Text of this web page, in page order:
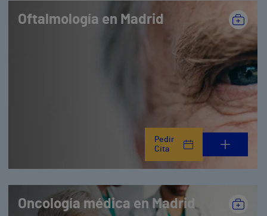
Oftalmología en Madrid
Pedir
Cita
Oncología médica en Madrid